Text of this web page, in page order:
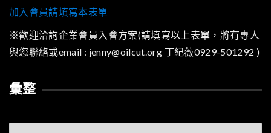
加入會員請填寫本表單
※歡迎洽詢企業會員入會方案(請填寫以上表單，將有專人
與您聯絡或email : jenny@oilcut.org 丁紀薇0929-501292 )
彙整